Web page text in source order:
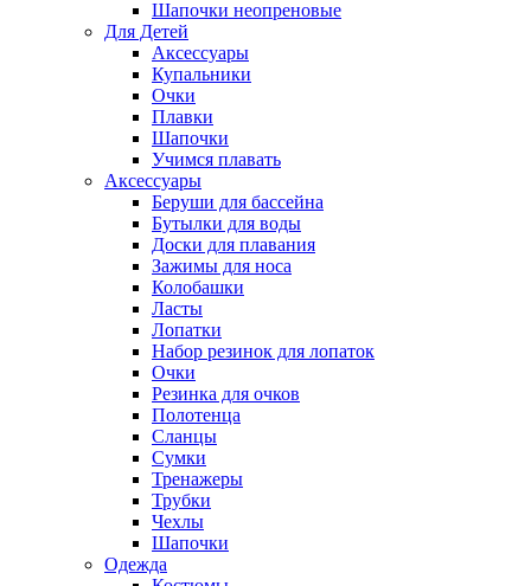
Шапочки неопреновые
Для Детей
Аксессуары
Купальники
Очки
Плавки
Шапочки
Учимся плавать
Аксессуары
Беруши для бассейна
Бутылки для воды
Доски для плавания
Зажимы для носа
Колобашки
Ласты
Лопатки
Набор резинок для лопаток
Очки
Резинка для очков
Полотенца
Сланцы
Сумки
Тренажеры
Трубки
Чехлы
Шапочки
Одежда